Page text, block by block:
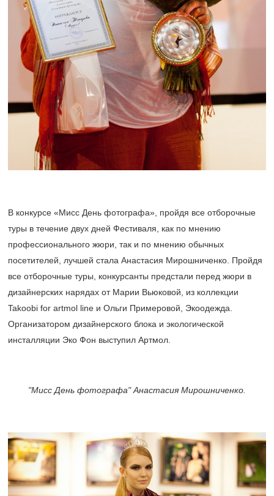
В конкурсе «Мисс День фотографа», пройдя все отборочные
туры в течение двух дней Фестиваля, как по мнению
профессионального жюри, так и по мнению обычных
посетителей, лучшей стала Анастасия Мирошниченко. Пройдя
все отборочные туры, конкурсанты предстали перед жюри в
дизайнерских нарядах от Марии Вьюковой, из коллекции
Takoobi for artmol line и Ольги Примеровой, Экоодежда.
Организатором дизайнерского блока и экологической
инсталляции Эко Фон выступил Артмол.
"Мисс День фотографа" Анастасия Мирошниченко.